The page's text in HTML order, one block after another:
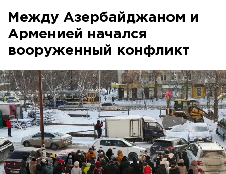
Между Азербайджаном и
Арменией начался
вооруженный конфликт